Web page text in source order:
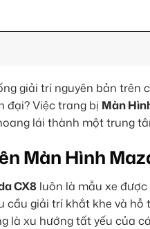
giải trí nguyên bản trên
đại? Việc trang bị Màn
lái thành một trung
Màn Hình
CX8 luôn là mẫu xe
cầu giải trí khắt khe và
là xu hướng tất yếu của